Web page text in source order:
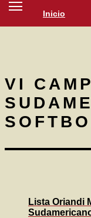
Inicio
SOCIEDAD
VI
Lista Oriandi